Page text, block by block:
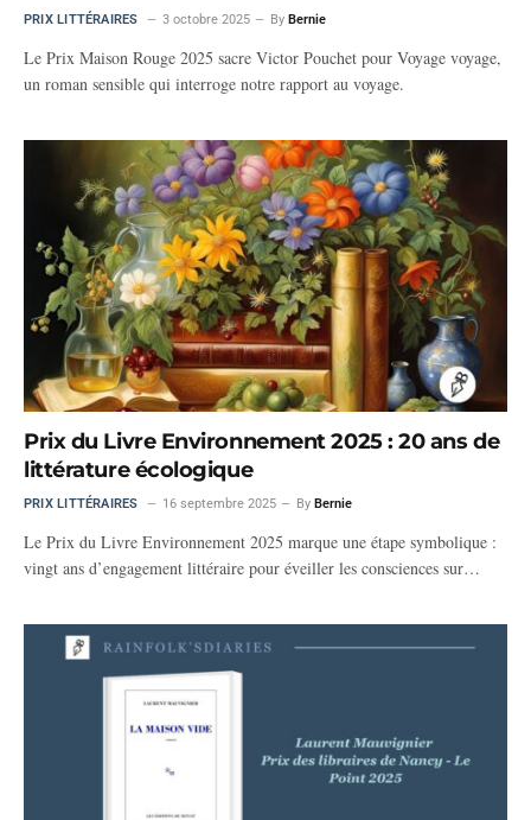
PRIX LITTÉRAIRES 3 octobre 2025 By Bernie
Le Prix Maison Rouge 2025 sacre Victor Pouchet pour Voyage voyage,
un roman sensible qui interroge notre rapport au voyage.
Prix du Livre Environnement 2025 : 20 ans de
littérature écologique
PRIX LITTÉRAIRES 16 septembre 2025 By Bernie
Le Prix du Livre Environnement 2025 marque une étape symbolique :
vingt ans d’engagement littéraire pour éveiller les consciences sur…